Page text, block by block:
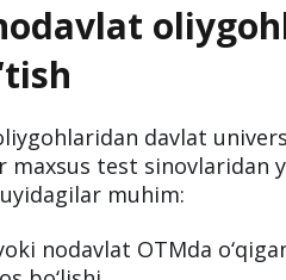
davlat
maxsus test sinovlaridan
muhim:
nodavlat OTMda